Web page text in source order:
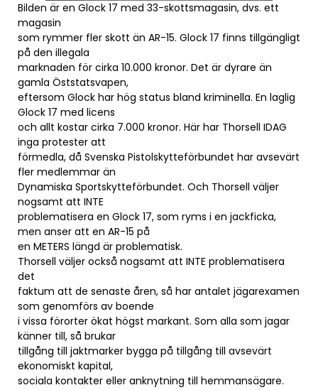
Bilden är en Glock 17 med 33-skottsmagasin, dvs. ett
magasin
som rymmer fler skott än AR-15. Glock 17 finns tillgängligt
på den illegala
marknaden för cirka 10.000 kronor. Det är dyrare än
gamla Öststatsvapen,
eftersom Glock har hög status bland kriminella. En laglig
Glock 17 med licens
och allt kostar cirka 7.000 kronor. Här har Thorsell IDAG
inga protester att
förmedla, då Svenska Pistolskytteförbundet har avsevärt
fler medlemmar än
Dynamiska Sportskytteförbundet. Och Thorsell väljer
nogsamt att INTE
problematisera en Glock 17, som ryms i en jackficka,
men anser att en AR-15 på
en METERS längd är problematisk.
Thorsell väljer också nogsamt att INTE problematisera
det
faktum att de senaste åren, så har antalet jägarexamen
som genomförs av boende
i vissa förorter ökat högst markant. Som alla som jagar
känner till, så brukar
tillgång till jaktmarker bygga på tillgång till avsevärt
ekonomiskt kapital,
sociala kontakter eller anknytning till hemmansägare.